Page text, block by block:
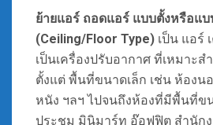
ย้ายแอร์ ถอดแอร์ แบบตั้งหรือแ
(Ceiling/Floor Type) เป็น แอร์
เป็นเครื่องปรับอากาศ ที่เหมาะ
ตั้งแต่ พื้นที่ขนาดเล็ก เช่น ห้องน
หนัง ฯลฯ ไปจนถึงห้องที่มีพื้นที่ข
ประชุม มินิมาร์ท อ๊อฟฟิต สำนัก